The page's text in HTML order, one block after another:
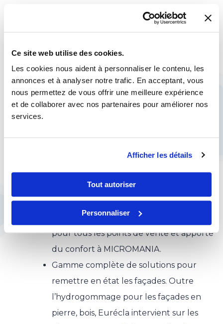
Ce site web utilise des cookies.
Les cookies nous aident à personnaliser le contenu, les
annonces et à analyser notre trafic. En acceptant, vous
nous permettez de vous offrir une meilleure expérience
et de collaborer avec nos partenaires pour améliorer nos
services.
Afficher les détails
Tout autoriser
Personnaliser
ou des vernis composés de polyuréthane qui
forment un écran protecteur efficace. Leur
lutter contre tous les types de dégradation. En cas
de graffitis, le nettoyage est beaucoup plus rapide,
moins onéreux et moins agressifs pour les façades.
Pourquoi choisir Eurécla ?
MICROMANIA a choisi Eurécla pour plusieurs
un élément important quand une
enseigne gère en propre ses magasins.
Eurécla est donc le seul interlocuteur
pour tous les points de vente et apporte
du confort à MICROMANIA.
Gamme complète de solutions pour
remettre en état les façades. Outre
l’hydrogommage pour les façades en
pierre, bois, Eurécla intervient sur les